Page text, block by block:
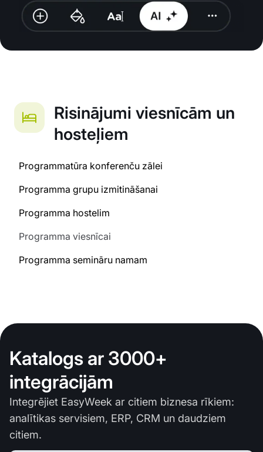
Risinājumi viesnīcām un
hosteļiem
Programmatūra konferenču zālei
Programma grupu izmitināšanai
Programma hostelim
Programma viesnīcai
Programma semināru namam
Katalogs ar 3000+
integrācijām
Integrējiet EasyWeek ar citiem biznesa rīkiem:
analītikas servisiem, ERP, CRM un daudziem
citiem.